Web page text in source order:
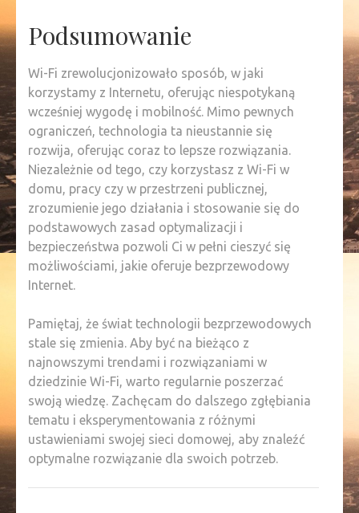
Podsumowanie
Wi-Fi zrewolucjonizowało sposób, w jaki
korzystamy z Internetu, oferując niespotykaną
wcześniej wygodę i mobilność. Mimo pewnych
ograniczeń, technologia ta nieustannie się
rozwija, oferując coraz to lepsze rozwiązania.
Niezależnie od tego, czy korzystasz z Wi-Fi w
domu, pracy czy w przestrzeni publicznej,
zrozumienie jego działania i stosowanie się do
podstawowych zasad optymalizacji i
bezpieczeństwa pozwoli Ci w pełni cieszyć się
możliwościami, jakie oferuje bezprzewodowy
Internet.
Pamiętaj, że świat technologii bezprzewodowych
stale się zmienia. Aby być na bieżąco z
najnowszymi trendami i rozwiązaniami w
dziedzinie Wi-Fi, warto regularnie poszerzać
swoją wiedzę. Zachęcam do dalszego zgłębiania
tematu i eksperymentowania z różnymi
ustawieniami swojej sieci domowej, aby znaleźć
optymalne rozwiązanie dla swoich potrzeb.